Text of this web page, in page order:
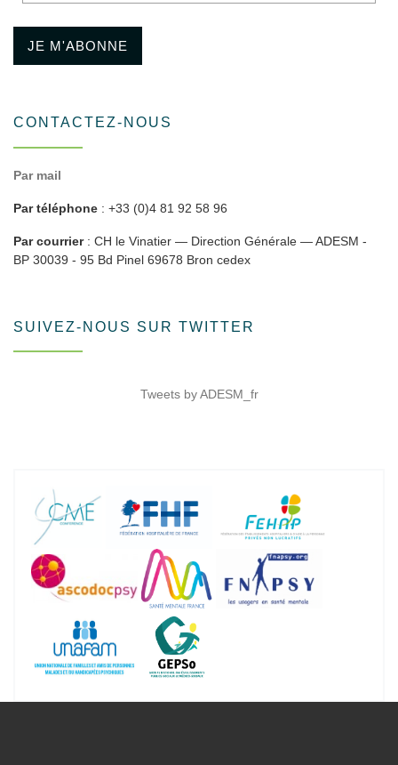
JE M'ABONNE
CONTACTEZ-NOUS
Par mail
Par téléphone : +33 (0)4 81 92 58 96
Par courrier: CH le Vinatier — Direction Générale — ADESM -
BP 30039 - 95 Bd Pinel 69678 Bron cedex
SUIVEZ-NOUS SUR TWITTER
Tweets by ADESM_fr